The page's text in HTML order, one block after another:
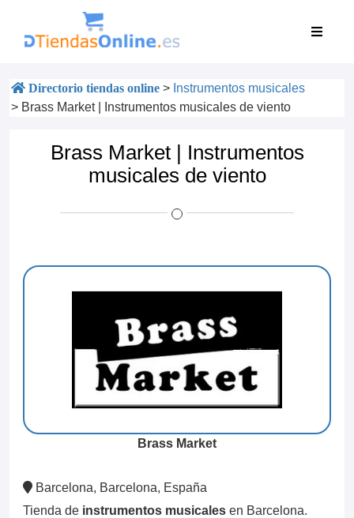
Directorio tiendas online > Instrumentos musicales
> Brass Market | Instrumentos musicales de viento
Brass Market | Instrumentos
musicales de viento
Brass Market
Barcelona, Barcelona, España
Tienda de instrumentos musicales en Barcelona.